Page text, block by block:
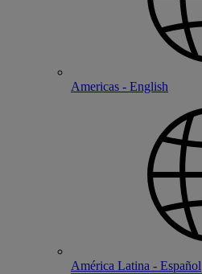
Americas - English
América Latina - Español